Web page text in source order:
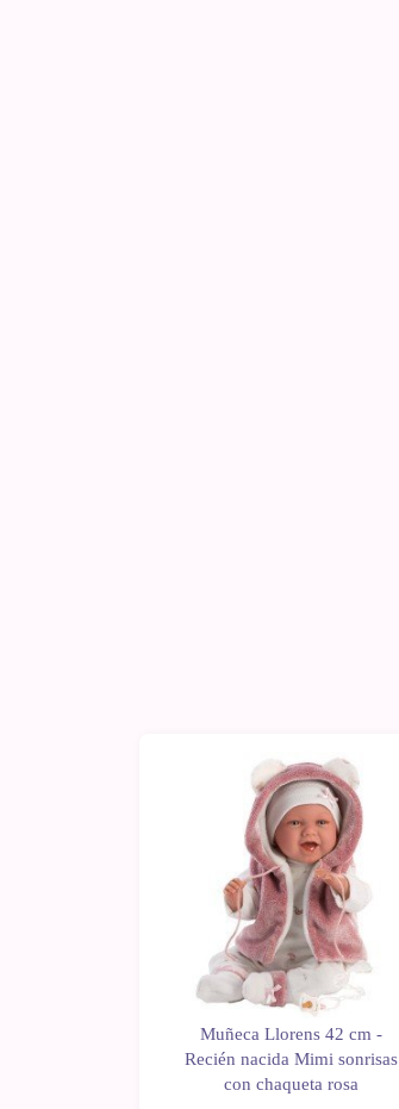
Muñeca Llorens 42 cm -
Recién nacida Mimi sonrisas
con chaqueta rosa